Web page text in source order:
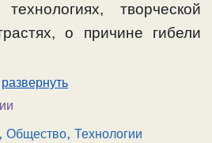
творческой
о причине гибели
развернуть
,Общество,Технологии